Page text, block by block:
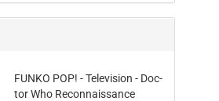
FUNKO POP! - Te­le­vi­si­on - Doc­
tor Who Re­con­nais­sance